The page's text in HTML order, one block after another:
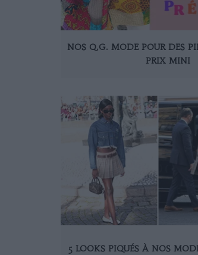
NOS Q.G. MODE POUR DES
PRIX MINI
5 LOOKS PIQUÉS À NOS